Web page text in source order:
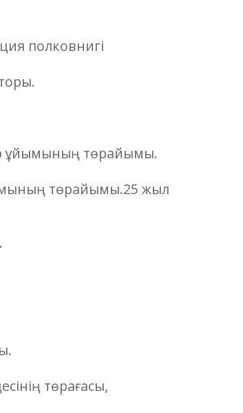
полковнигі
ұйымының төрайымы.
төрайымы.25 жыл
төрағасы,